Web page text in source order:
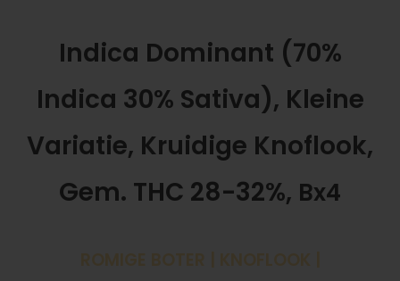
Indica Dominant (70%
Indica 30% Sativa), Kleine
Variatie, Kruidige Knoflook,
Gem. THC 28-32%, Bx4